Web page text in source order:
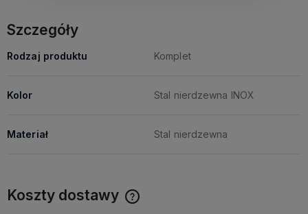
Szczegóły
Rodzaj produktu Komplet
Kolor Stal nierdzewna INOX
Materiał Stal nierdzewna
Koszty dostawy